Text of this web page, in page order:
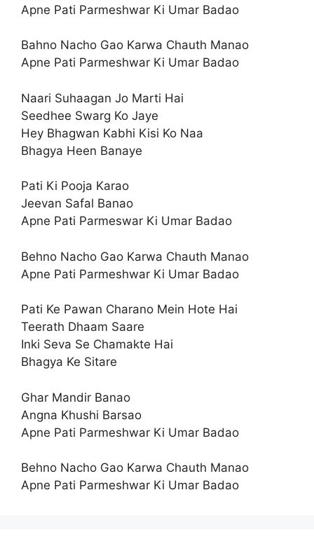
Apne Pati Parmeshwar Ki Umar Badao
Bahno Nacho Gao Karwa Chauth Manao
Apne Pati Parmeshwar Ki Umar Badao
Naari Suhaagan Jo Marti Hai
Seedhee Swarg Ko Jaye
Hey Bhagwan Kabhi Kisi Ko Naa
Bhagya Heen Banaye
Pati Ki Pooja Karao
Jeevan Safal Banao
Apne Pati Parmeswar Ki Umar Badao
Behno Nacho Gao Karwa Chauth Manao
Apne Pati Parmeshwar Ki Umar Badao
Pati Ke Pawan Charano Mein Hote Hai
Teerath Dhaam Saare
Inki Seva Se Chamakte Hai
Bhagya Ke Sitare
Ghar Mandir Banao
Angna Khushi Barsao
Apne Pati Parmeshwar Ki Umar Badao
Behno Nacho Gao Karwa Chauth Manao
Apne Pati Parmeshwar Ki Umar Badao